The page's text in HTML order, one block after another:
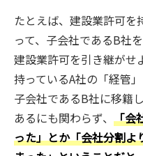
たとえば、建設業許可を
って、子会社であるB社
建設業許可を引き継がせ
持っているA社の「経管
子会社であるB社に移籍
あるにも関わらず、 「会
った」とか「会社分割よ